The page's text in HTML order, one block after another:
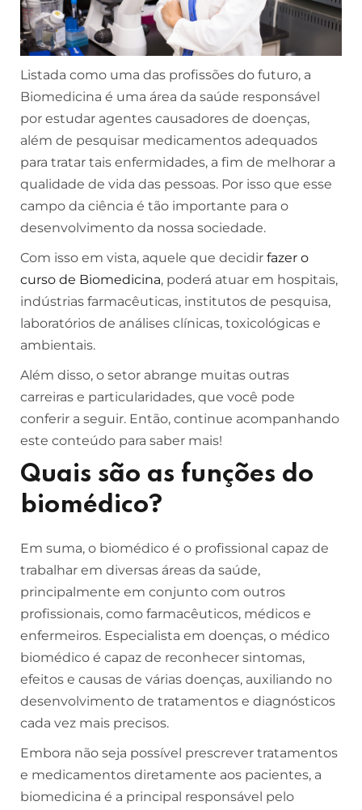
Listada como uma das profissões do futuro, a
Biomedicina é uma área da saúde responsável
por estudar agentes causadores de doenças,
além de pesquisar medicamentos adequados
para tratar tais enfermidades, a fim de melhorar a
qualidade de vida das pessoas. Por isso que esse
campo da ciência é tão importante para o
desenvolvimento da nossa sociedade.
Com isso em vista, aquele que decidir fazer o
curso de Biomedicina, poderá atuar em hospitais,
indústrias farmacêuticas, institutos de pesquisa,
laboratórios de análises clínicas, toxicológicas e
ambientais.
Além disso, o setor abrange muitas outras
carreiras e particularidades, que você pode
conferir a seguir. Então, continue acompanhando
este conteúdo para saber mais!
Quais são as funções do
biomédico?
Em suma, o biomédico é o profissional capaz de
trabalhar em diversas áreas da saúde,
principalmente em conjunto com outros
profissionais, como farmacêuticos, médicos e
enfermeiros. Especialista em doenças, o médico
biomédico é capaz de reconhecer sintomas,
efeitos e causas de várias doenças, auxiliando no
desenvolvimento de tratamentos e diagnósticos
cada vez mais precisos.
Embora não seja possível prescrever tratamentos
e medicamentos diretamente aos pacientes, a
biomedicina é a principal responsável pelo